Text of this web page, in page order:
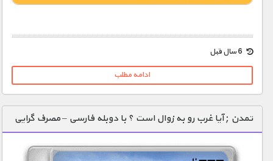
1900 تومان – راز کثیف مد (افزودن به سبد خريد)
1900 تومان – جنگ روسیه با زنان (افزودن به سبد خريد)
1900 تومان – بهره کشی جنسی از کودکان در ژاپن (افزودن به سبد خريد)
ادامه مطلب
تمدن ; آیا غرب رو به زوال است ؟ با دوبله فارسی – مصرف گرایی